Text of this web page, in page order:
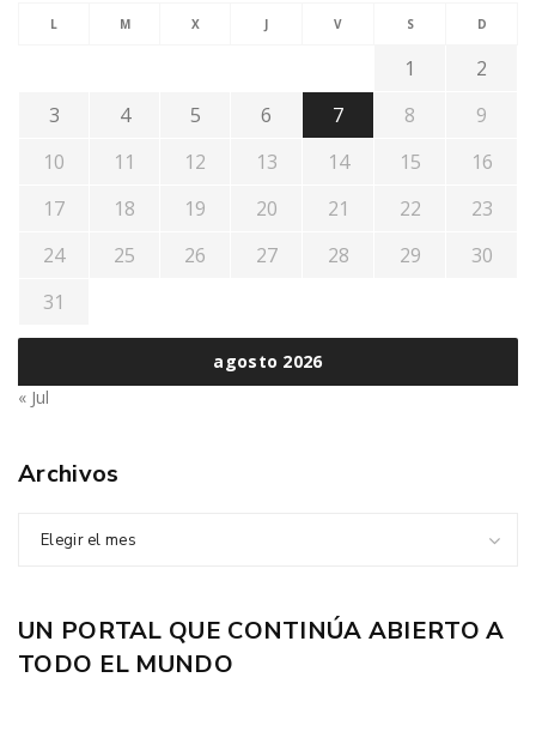
agosto 2026
L M X J V S D
1
2
3
4 5 6 7 8
9
10
11 12 13 14 15
16
17
18 19 20 21 22
23
24
25 26 27 28 29
30
31
« Jul
Archivos
Elegir el mes
UN PORTAL QUE CONTINÚA ABIERTO A
TODO EL MUNDO